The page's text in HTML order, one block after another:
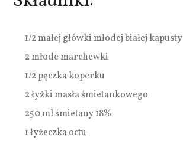
1/2 małej główki młodej białej kapusty
2 młode marchewki
1/2 pęczka koperku
2 łyżki masła śmietankowego
250 ml śmietany 18%
1 łyżeczka octu